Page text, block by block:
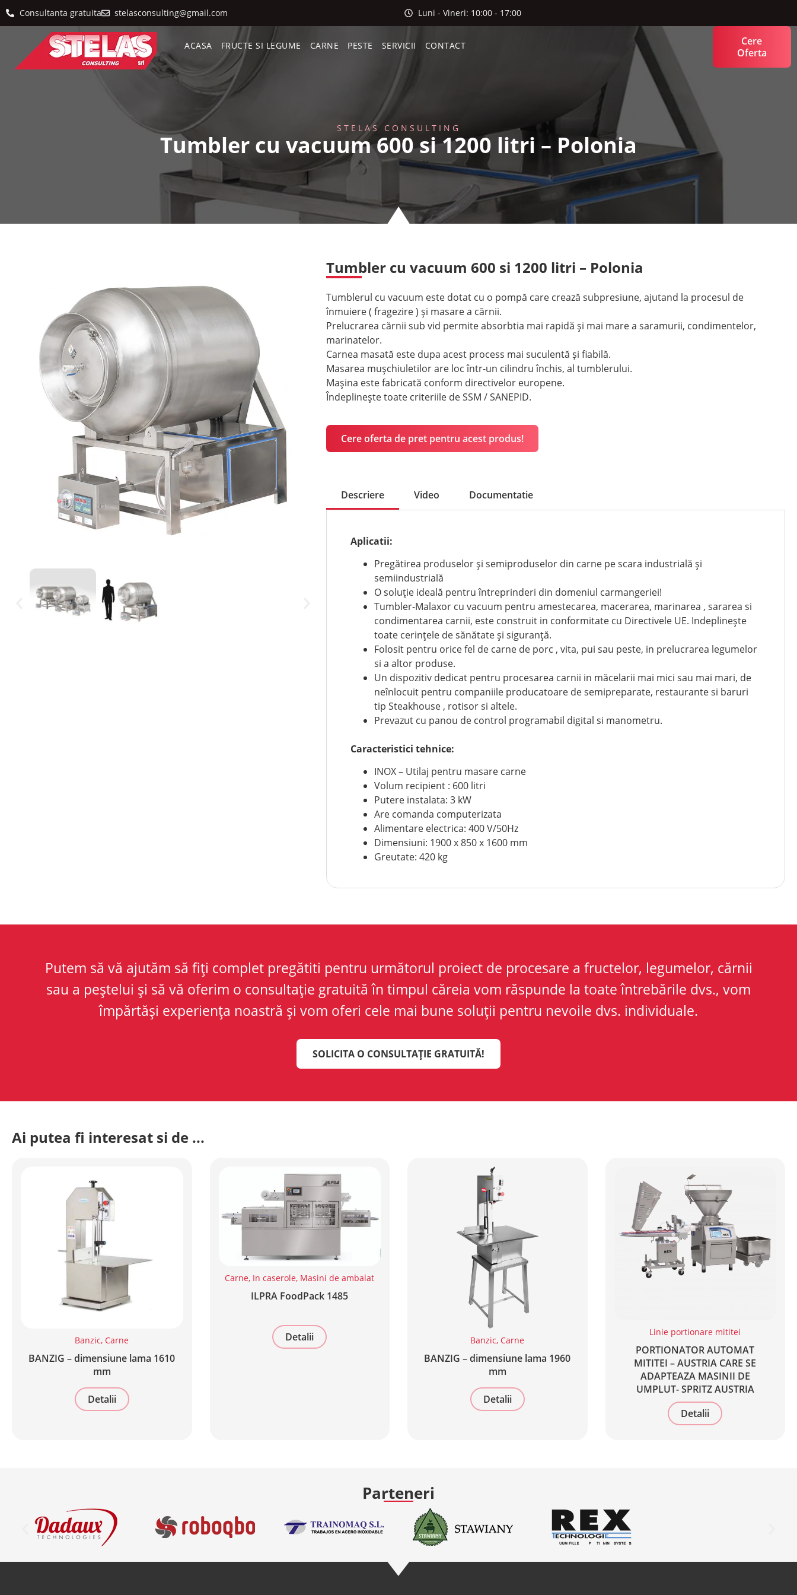
Consultanta gratuita stelasconsulting@gmail.com Luni - Vineri: 10:00 - 17:00
ACASA FRUCTE SI LEGUME CARNE PESTE SERVICII CONTACT
Cere
Oferta
STELAS CONSULTING
Tumbler cu vacuum 600 si 1200 litri – Polonia
Tumbler cu vacuum 600 si 1200 litri – Polonia
Tumblerul cu vacuum este dotat cu o pompă care crează subpresiune, ajutand la procesul de
înmuiere ( fragezire ) și masare a cărnii.
Prelucrarea cărnii sub vid permite absorbtia mai rapidă și mai mare a saramurii, condimentelor,
marinatelor.
Carnea masată este dupa acest process mai suculentă și fiabilă.
Masarea mușchiuletilor are loc într-un cilindru închis, al tumblerului.
Mașina este fabricată conform directivelor europene.
Îndeplinește toate criteriile de SSM / SANEPID.
Cere oferta de pret pentru acest produs!
Descriere Video Documentatie
Aplicatii:
Pregătirea produselor și semiproduselor din carne pe scara industrială și
semiindustrială
O soluție ideală pentru întreprinderi din domeniul carmangeriei!
Tumbler-Malaxor cu vacuum pentru amestecarea, macerarea, marinarea , sararea si
condimentarea carnii, este construit in conformitate cu Directivele UE. Indeplinește
toate cerințele de sănătate și siguranță.
Folosit pentru orice fel de carne de porc , vita, pui sau peste, in prelucrarea legumelor
si a altor produse.
Un dispozitiv dedicat pentru procesarea carnii in măcelarii mai mici sau mai mari, de
neînlocuit pentru companiile producatoare de semipreparate, restaurante si baruri
tip Steakhouse , rotisor si altele.
Prevazut cu panou de control programabil digital si manometru.
Caracteristici tehnice:
INOX – Utilaj pentru masare carne
Volum recipient : 600 litri
Putere instalata: 3 kW
Are comanda computerizata
Alimentare electrica: 400 V/50Hz
Dimensiuni: 1900 x 850 x 1600 mm
Greutate: 420 kg
Putem să vă ajutăm să fiți complet pregătiti pentru următorul proiect de procesare a fructelor, legumelor, cărnii
sau a peștelui și să vă oferim o consultație gratuită în timpul căreia vom răspunde la toate întrebările dvs., vom
împărtăși experiența noastră și vom oferi cele mai bune soluții pentru nevoile dvs. individuale.
SOLICITA O CONSULTAȚIE GRATUITĂ!
Ai putea fi interesat si de ...
Banzic,Carne
BANZIG – dimensiune lama 1610
mm
Detalii
Carne, In caserole, Masini de ambalat
ILPRA FoodPack 1485
Detalii Banzic,Carne
BANZIG – dimensiune lama 1960
mm
Detalii
Linie portionare mititei
PORTIONATOR AUTOMAT
MITITEI – AUSTRIA CARE SE
ADAPTEAZA MASINII DE
UMPLUT- SPRITZ AUSTRIA
Detalii
Parteneri